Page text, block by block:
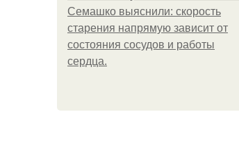
Семашко выяснили: скорость
старения напрямую зависит от
состояния сосудов и работы
сердца.